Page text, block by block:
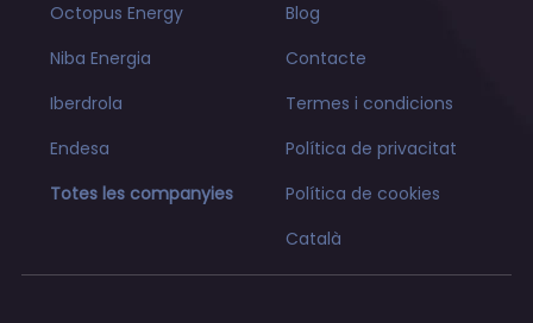
Octopus Energy
Niba Energia
Iberdrola
Endesa
Totes les companyies
Blog
Contacte
Termes i condicions
Política de privacitat
Política de cookies
Català